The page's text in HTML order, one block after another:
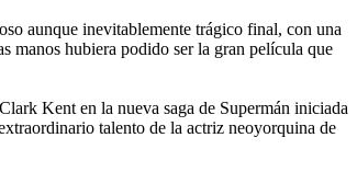
aunque inevitablemente trágico final, con una
manos hubiera podido ser la gran película que
Kent en la nueva saga de Supermán iniciada
talento de la actriz neoyorquina de